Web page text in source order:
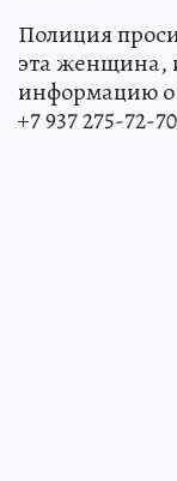
Полиция
эта женщина,
информацию о
+7 937 275-72-